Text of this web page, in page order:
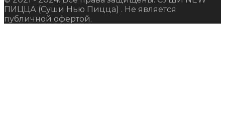
ПИЦЦА (Суши Нью Пицца) . Не является
публичной офертой.